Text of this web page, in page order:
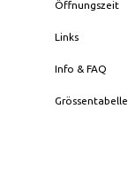
Öffnungszeit
Links
Info & FAQ
Grössentabelle